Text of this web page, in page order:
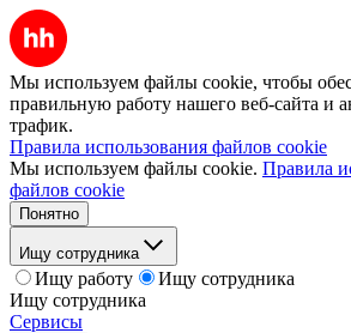
Мы используем файлы cookie, чтобы
правильную работу нашего веб-сайта и
трафик.
Правила использования файлов cookie
Мы используем файлы cookie. Правила
файлов cookie
Понятно
Ищу сотрудника
Ищу работу
Ищу сотрудника
Ищу сотрудника
Сервисы